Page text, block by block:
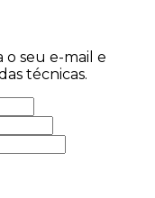
o seu e-mail e
técnicas.